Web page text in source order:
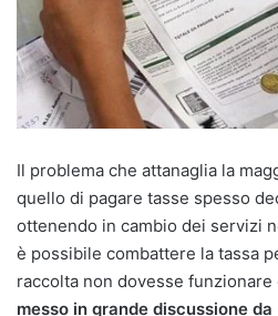
Il problema che attanaglia la
quello di pagare tasse spesso
ottenendo in cambio dei servizi
è possibile combattere la tassa
raccolta non dovesse funzionare
messo in grande discussione